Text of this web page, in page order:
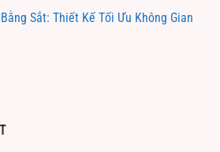
Sắt: Thiết Kế Tối Ưu Không Gian